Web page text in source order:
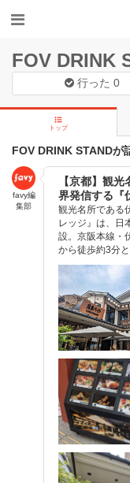
FOV DRINK
行った0
トップ
FOV DRINK STANDが
favy編
集部
【京都】観
界発信する『
観光名所である
レッジ』は、日
設。京阪本線・
から徒歩約3分と